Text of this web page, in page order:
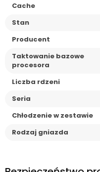
Cache
Stan
Producent
Taktowanie bazowe
procesora
Liczba rdzeni
Seria
Chłodzenie w zestawie
Rodzaj gniazda